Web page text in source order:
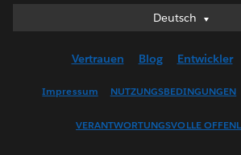
Deutsch
Deutsch
English (US)
Français (France)
Vertrauen Blog Entwickler
Impressum NUTZUNGSBEDINGUNGEN
VERANTWORTUNGSVOLLE